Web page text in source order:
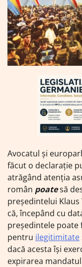
Avocatul și
făcut o declarație
atrăgând atenția
român poatesă
președintelui
că, începând cu
președintele poate
pentru ilegitimitate
dacă acesta își
expirarea